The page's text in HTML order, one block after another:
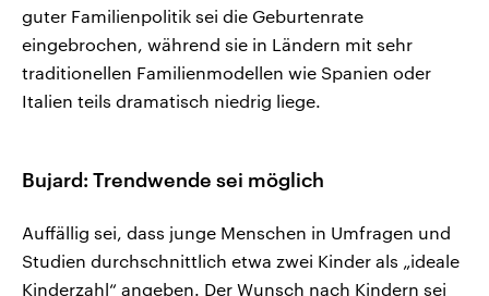
guter Familienpolitik sei die Geburtenrate
eingebrochen, während sie in Ländern mit sehr
traditionellen Familienmodellen wie Spanien oder
Italien teils dramatisch niedrig liege.
Bujard: Trendwende sei möglich
Auffällig sei, dass junge Menschen in Umfragen und
Studien durchschnittlich etwa zwei Kinder als „ideale
Kinderzahl“ angeben. Der Wunsch nach Kindern sei